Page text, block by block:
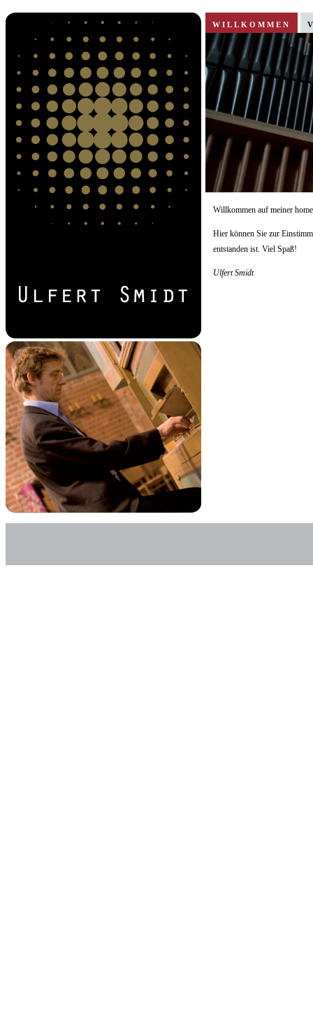
WILLKOMMEN
Willkommen auf meiner
Hier können Sie zur
entstanden ist. Viel Spaß!
Ulfert Smidt